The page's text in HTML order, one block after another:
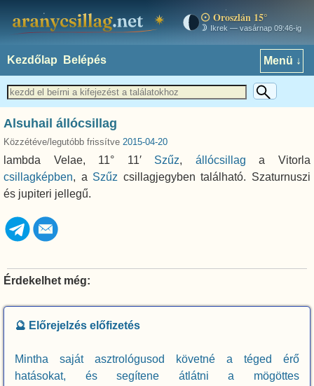
aranycsillag.net Oroszlán 15°
Ikrek — vasárnap 09:46-ig
Kezdőlap Belépés Menü ↓
Alsuhail állócsillag
Közzétéve/legutóbb frissítve 2015-04-20
lambda Velae, 11° 11′ Szűz, állócsillag a Vitorla
csillagképben, a Szűz csillagjegyben található. Szaturnuszi
és jupiteri jellegű.
Érdekelhet még:
🔮 Előrejelzés előfizetés
Mintha saját asztrológusod követné a téged érő
hatásokat, és segítene átlátni a mögöttes